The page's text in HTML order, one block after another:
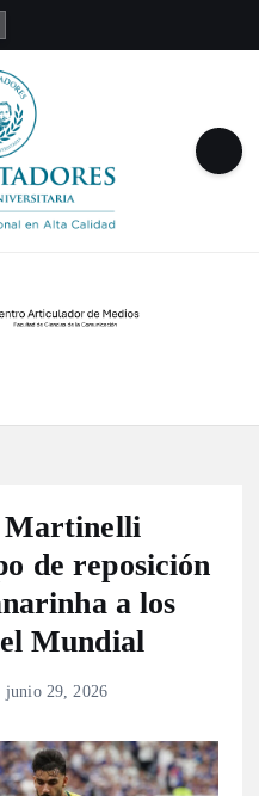
Martinelli
de reposición
a los
Mundial
junio 29, 2026